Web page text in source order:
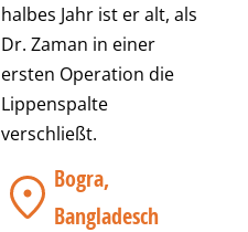
halbes Jahr ist er alt, als
Dr. Zaman in einer
ersten Operation die
Lippenspalte
verschließt.
Bogra,
Bangladesch